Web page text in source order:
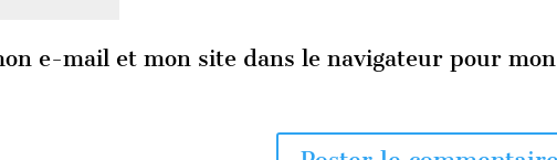
e-mail et mon site dans le navigateur pour mon